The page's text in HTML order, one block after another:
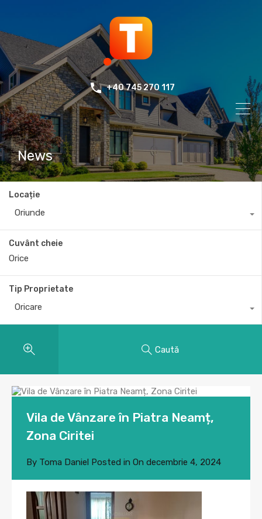
+40 745 270 117
News
Locație
Oriunde
Cuvânt cheie
Tip Proprietate
Oricare
Caută
Vila de Vânzare în Piatra Neamț,
Zona Ciritei
By Toma Daniel Posted in On decembrie 4, 2024